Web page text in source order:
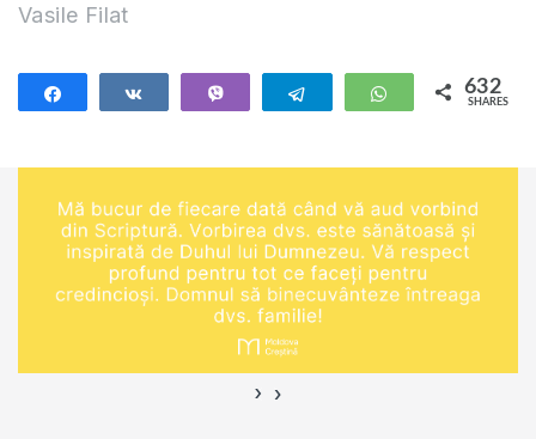
Vasile Filat
Telegram WhatsApp
632
SHARES
‹ ›